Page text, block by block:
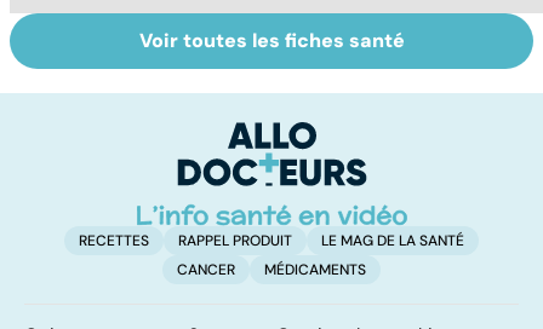
Narcolepsie : des
crises de
Bien dormir,
mais... sans
Voir toutes les fiches santé
RECETTES RAPPEL PRODUIT
LE MAG DE LA SANTÉ
CANCER
MÉDICAMENTS